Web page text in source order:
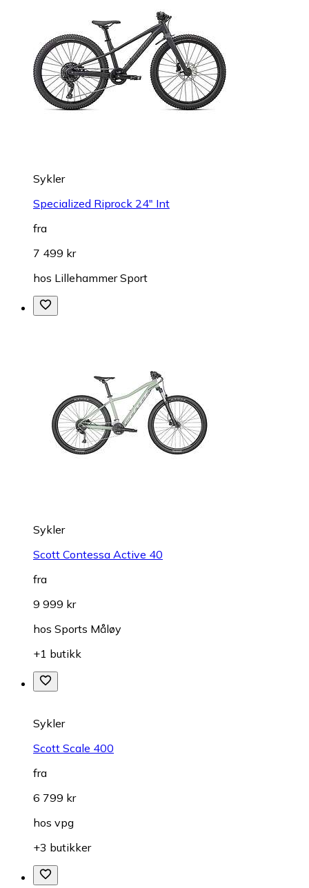
Sykler
Specialized Riprock 24" Int
fra
7 499 kr
hos Lillehammer Sport
Sykler
Scott Contessa Active 40
fra
9 999 kr
hos Sports Måløy
+1 butikk
Sykler
Scott Scale 400
fra
6 799 kr
hos vpg
+3 butikker